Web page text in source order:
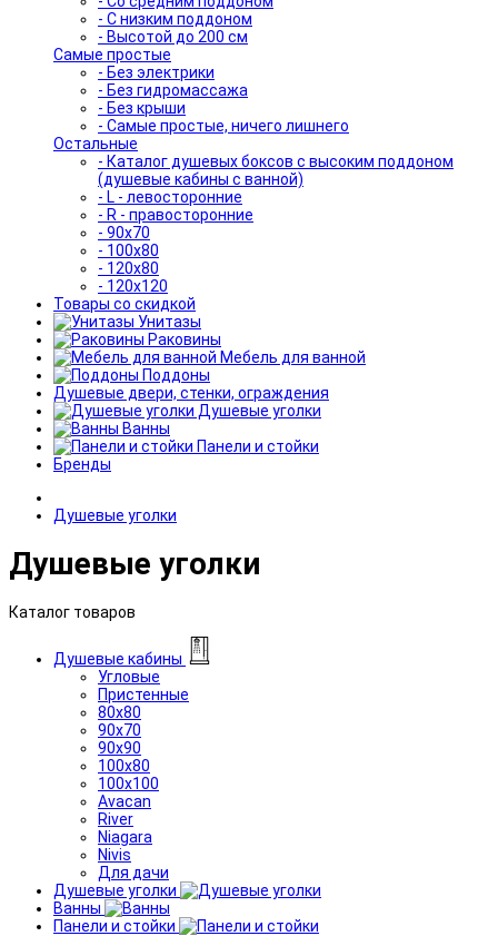
- С низким поддоном
- Высотой до 200 см
Самые простые
- Без электрики
- Без гидромассажа
- Без крыши
- Самые простые, ничего лишнего
Остальные
- Каталог душевых боксов с высоким поддоном
(душевые кабины с ванной)
- L - левосторонние
- R - правосторонние
- 90x70
- 100x80
- 120x80
- 120x120
Товары со скидкой
Унитазы
Раковины
Мебель для ванной
Поддоны
Душевые двери, стенки, ограждения
Душевые уголки
Ванны
Панели и стойки
Бренды
Душевые уголки
Душевые уголки
Каталог товаров
Душевые кабины
Угловые
Пристенные
80x80
90x70
90x90
100x80
100x100
Avacan
River
Niagara
Nivis
Для дачи
Душевые уголки
Ванны
Панели и стойки